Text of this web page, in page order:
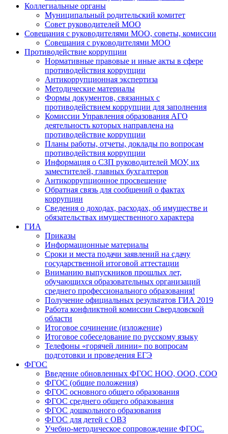
Коллегиальные органы
Муниципальный родительский комитет
Совет руководителей МОО
Совещания с руководителями МОО, советы, комиссии
Совещания с руководителями МОО
Противодействие коррупции
Нормативные правовые и иные акты в сфере
противодействия коррупции
Антикоррупционная экспертиза
Методические материалы
Формы документов, связанных с
противодействием коррупции для заполнения
Комиссии Управления образования АГО
деятельность которых направлена на
противодействие коррупции
Планы работы, отчеты, доклады по вопросам
противодействия коррупции
Информация о СЗП руководителей МОУ, их
заместителей, главных бухгалтеров
Антикоррупционное просвещение
Обратная связь для сообщений о фактах
коррупции
Сведения о доходах, расходах, об имуществе и
обязательствах имущественного характера
ГИА
Приказы
Информационные материалы
Сроки и места подачи заявлений на сдачу
государственной итоговой аттестации
Вниманию выпускников прошлых лет,
обучающихся образовательных организаций
среднего профессионального образования!
Получение официальных результатов ГИА 2019
Работа конфликтной комиссии Свердловской
области
Итоговое сочинение (изложение)
Итоговое собеседование по русскому языку
Телефоны «горячей линии» по вопросам
подготовки и проведения ЕГЭ
ФГОС
Введение обновленных ФГОС НОО, ООО, СОО
ФГОС (общие положения)
ФГОС основного общего образования
ФГОС среднего общего образования
ФГОС дошкольного образования
ФГОС для детей с ОВЗ
Учебно-методическое сопровождение ФГОС.